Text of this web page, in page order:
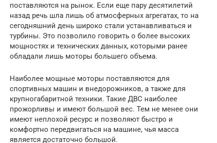
поставляются на рынок. Если еще пару десятилетий
назад речь шла лишь об атмосферных агрегатах, то на
сегодняшний день широко стали устанавливаться и
турбины. Это позволило говорить о более высоких
мощностях и технических данных, которыми ранее
обладали лишь моторы большего объема.
Наиболее мощные моторы поставляются для
спортивных машин и внедорожников, а также для
крупногабаритной техники. Такие ДВС наиболее
прожорливы и имеют большой вес. Тем не менее они
имеют неплохой ресурс и позволяют быстро и
комфортно передвигаться на машине, чья масса
является достаточно большой.